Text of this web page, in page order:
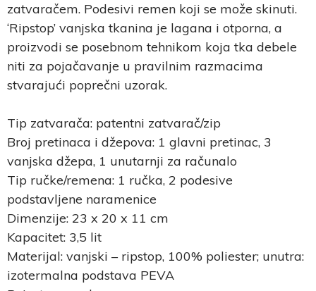
zatvaračem. Podesivi remen koji se može skinuti.
‘Ripstop’ vanjska tkanina je lagana i otporna, a
proizvodi se posebnom tehnikom koja tka debele
niti za pojačavanje u pravilnim razmacima
stvarajući poprečni uzorak.
Tip zatvarača: patentni zatvarač/zip
Broj pretinaca i džepova: 1 glavni pretinac, 3
vanjska džepa, 1 unutarnji za računalo
Tip ručke/remena: 1 ručka, 2 podesive
podstavljene naramenice
Dimenzije: 23 x 20 x 11 cm
Kapacitet: 3,5 lit
Materijal: vanjski – ripstop, 100% poliester; unutra:
izotermalna podstava PEVA